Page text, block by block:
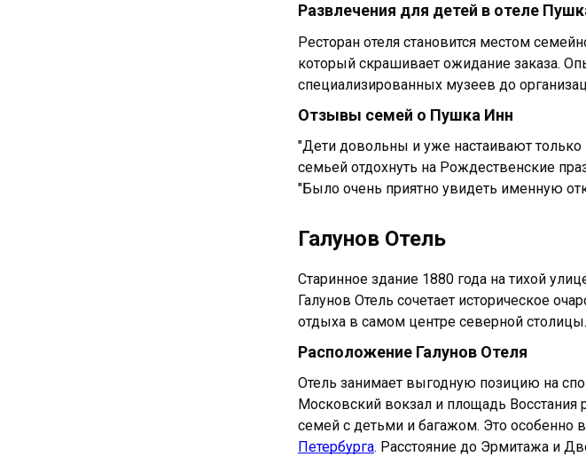
Развлечения для детей в отеле
Ресторан отеля становится местом
который скрашивает ожидание заказа.
специализированных музеев до
Отзывы семей о Пушка Инн
"Дети довольны и уже настаивают только
семьей отдохнуть на Рождественские
"Было очень приятно увидеть именную
Галунов Отель
Старинное здание 1880 года на тихой
Галунов Отель сочетает историческое
отдыха в самом центре северной столицы.
Расположение Галунов Отеля
Отель занимает выгодную позицию на
Московский вокзал и площадь
семей с детьми и багажом. Это особенно
Петербурга. Расстояние до Эрмитажа и